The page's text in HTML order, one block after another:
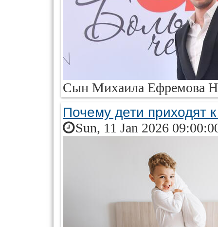
Сын Михаила Ефремова
Почему дети приходят
Sun, 11 Jan 2026